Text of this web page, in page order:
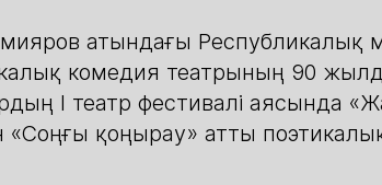
атындағы Республикалық
комедия театрының 90
I театр фестивалі аясында
«Соңғы қоңырау» атты